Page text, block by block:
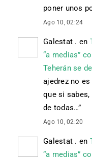
poner unos
Ago 10, 02:24
Galestat . en
“a medias”
Teherán se
ajedrez no
que si
de todas…”
Ago 10, 02:20
Galestat . en
“a medias”